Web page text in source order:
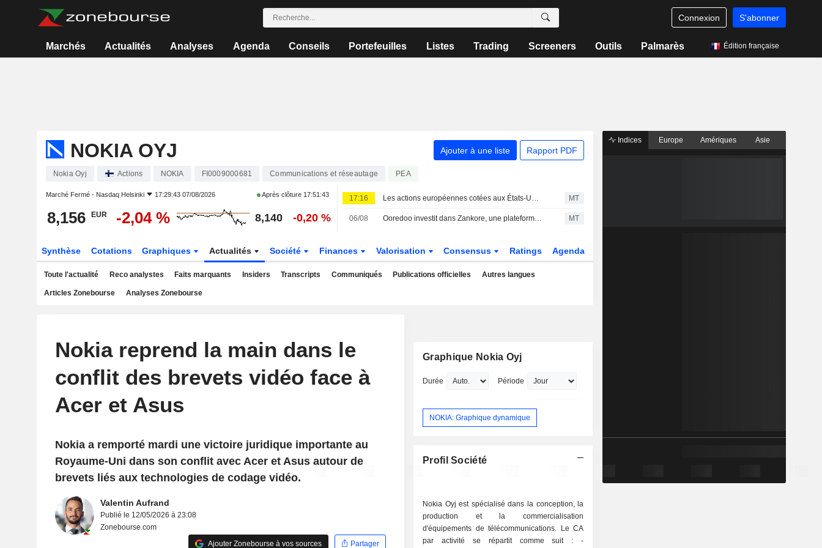
Connexion S'abonner
Marchés Actualités Analyses Agenda Conseils Portefeuilles Listes Trading Screeners Outils Palmarès Édition française
NOKIA OYJ Ajouter à une liste Rapport PDF
Nokia Oyj Actions NOKIA FI0009000681 Communications et réseautage PEA
Marché Fermé - Nasdaq Helsinki 17:29:43 07/08/2026 Après clôture 17:51:43
8,156 EUR -2,04 % 8,140 -0,20 %
17:16 Les actions européennes cotées aux États-Unis sous forme d'ADR progressent lors de la séance de vendredi MT
06/08 Ooredoo investit dans Zankore, une plateforme indonésienne de calcul IA et de neocloud MT
Synthèse Cotations Graphiques Actualités Société Finances Valorisation Consensus Ratings Agenda
Toute l'actualité Reco analystes Faits marquants Insiders Transcripts Communiqués Publications officielles Autres langues
Articles Zonebourse Analyses Zonebourse
Nokia reprend la main dans le
conflit des brevets vidéo face à
Acer et Asus
Nokia a remporté mardi une victoire juridique importante au
Royaume-Uni dans son conflit avec Acer et Asus autour de
brevets liés aux technologies de codage vidéo.
Valentin Aufrand
Publié le 12/05/2026 à 23:08
Zonebourse.com
Ajouter Zonebourse à vos sources
Partager
Graphique Nokia Oyj
Durée Période
NOKIA: Graphique dynamique
Profil Société
Nokia Oyj est spécialisé dans la conception, la
production et la commercialisation
d'équipements de télécommunications. Le CA
par activité se répartit comme suit : -
Indices Europe Amériques Asie